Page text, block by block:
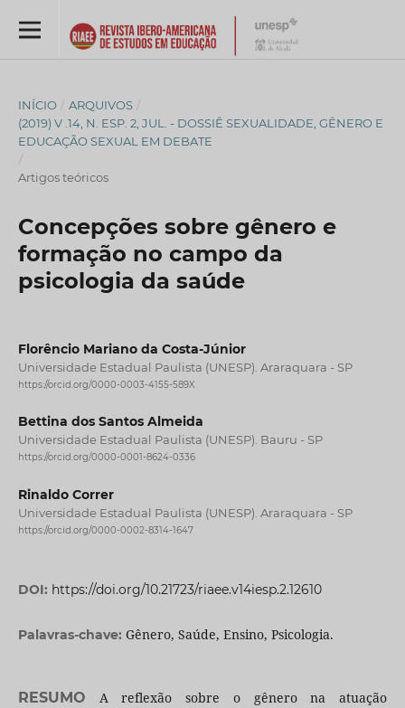
INÍCIO / ARQUIVOS /
(2019) V .14, N. ESP. 2, JUL. - DOSSIÊ SEXUALIDADE, GÊNERO E
EDUCAÇÃO SEXUAL EM DEBATE
/
Artigos teóricos
Concepções sobre gênero e
formação no campo da
psicologia da saúde
Florêncio Mariano da Costa-Júnior
Universidade Estadual Paulista (UNESP). Araraquara - SP
https://orcid.org/0000-0003-4155-589X
Bettina dos Santos Almeida
Universidade Estadual Paulista (UNESP). Bauru - SP
https://orcid.org/0000-0001-8624-0336
Rinaldo Correr
Universidade Estadual Paulista (UNESP). Araraquara - SP
https://orcid.org/0000-0002-8314-1647
DOI: https://doi.org/10.21723/riaee.v14iesp.2.12610
Palavras-chave: Gênero, Saúde, Ensino, Psicologia.
RESUMO A reflexão sobre o gênero na atuação